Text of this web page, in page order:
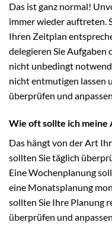
Das ist ganz normal!
immer wieder auftreten.
Ihren Zeitplan
delegieren Sie Aufgaben
nicht unbedingt
nicht entmutigen lassen
überprüfen und
Wie oft sollte ich meine
Das hängt von der Art
sollten Sie täglich
Eine Wochenplanung
eine Monatsplanung
sollten Sie Ihre Planung
überprüfen und